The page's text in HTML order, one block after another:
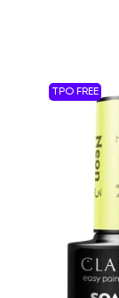
TPO FREE